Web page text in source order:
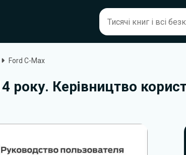
Ford C-Max
року. Керівництво